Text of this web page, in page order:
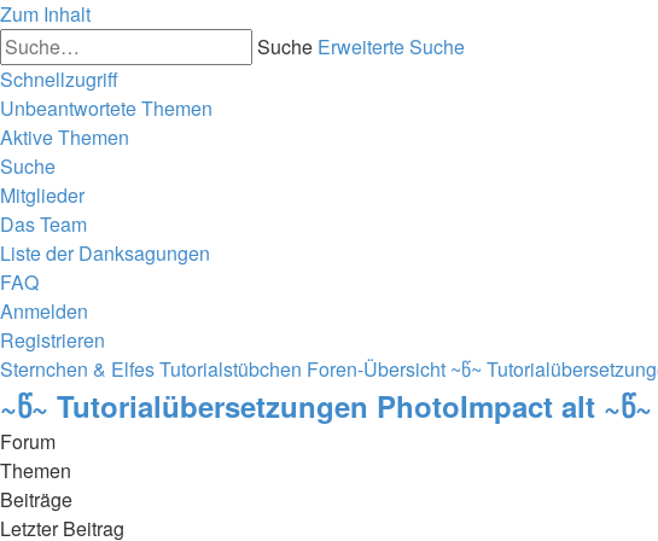
Zum Inhalt
Suche Erweiterte Suche
Schnellzugriff
Unbeantwortete Themen
Aktive Themen
Suche
Mitglieder
Das Team
Liste der Danksagungen
FAQ
Anmelden
Registrieren
Sternchen & Elfes Tutorialstübchen Foren-Übersicht ~წ~
~წ~ Tutorialübersetzungen PhotoImpact alt ~წ~
Forum
Themen
Beiträge
Letzter Beitrag